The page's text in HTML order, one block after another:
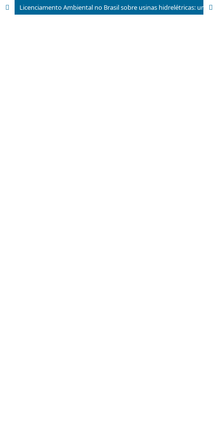
Licenciamento Ambiental no Brasil sobre usinas hidrelétricas: um estudo de caso da usina de Belo Monte, no Rio Xingu (PA)